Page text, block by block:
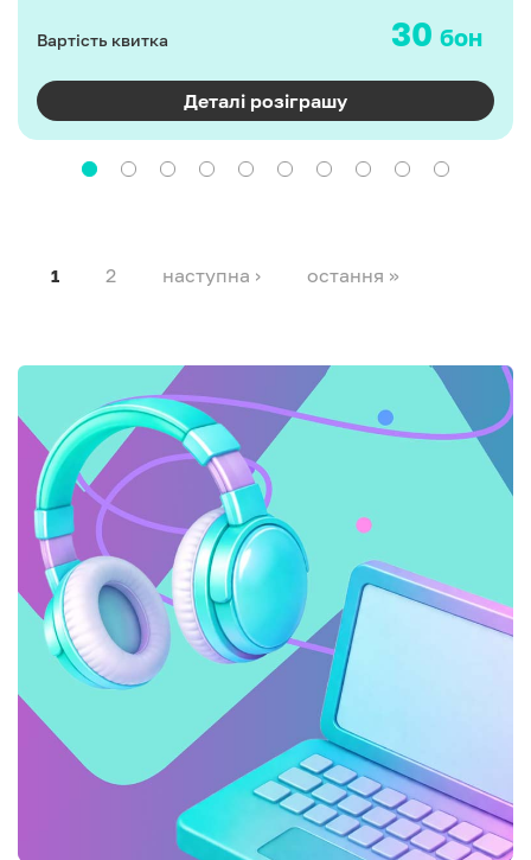
Вартість квитка 30 бон
Деталі розіграшу
1 2 наступна › остання »